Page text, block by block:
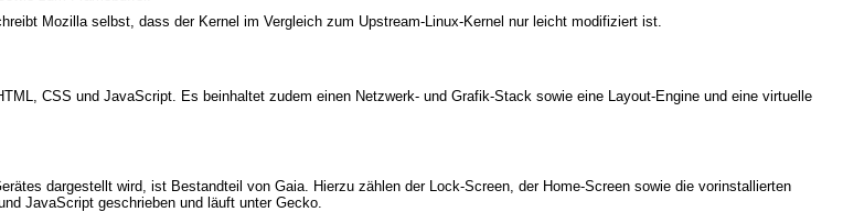
Mozilla selbst, dass der Kernel im Vergleich zum Upstream-Linux-Kernel nur leicht modifiziert ist.
CSS und JavaScript. Es beinhaltet zudem einen Netzwerk- und Grafik-Stack sowie eine Layout-Engine und eine virtuelle
dargestellt wird, ist Bestandteil von Gaia. Hierzu zählen der Lock-Screen, der Home-Screen sowie die vorinstallierten
JavaScript geschrieben und läuft unter Gecko.